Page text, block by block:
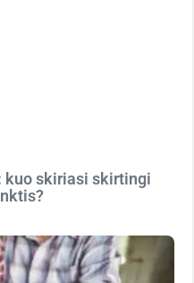
kuo skiriasi skirtingi